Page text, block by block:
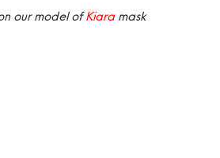
our model ofKiara mask